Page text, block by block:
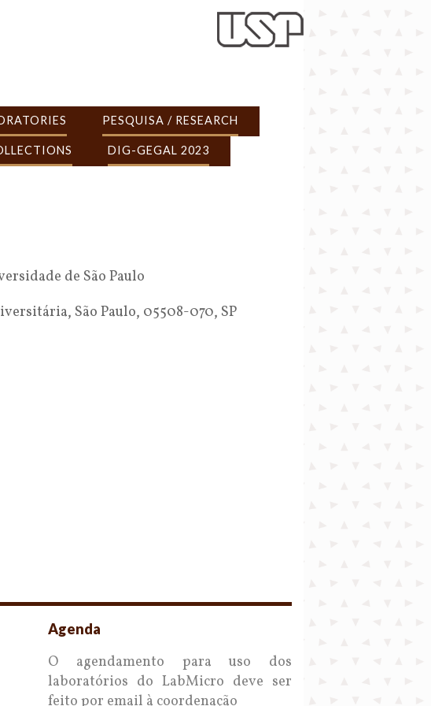
PESQUISA / RESEARCH
DIG-GEGAL 2023
de São Paulo
São Paulo, 05508-070, SP
Agenda
O agendamento para uso dos
laboratórios do LabMicro deve ser
feito por email à coordenação